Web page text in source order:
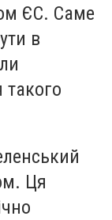
ЄС. Саме
в
такого
Ця